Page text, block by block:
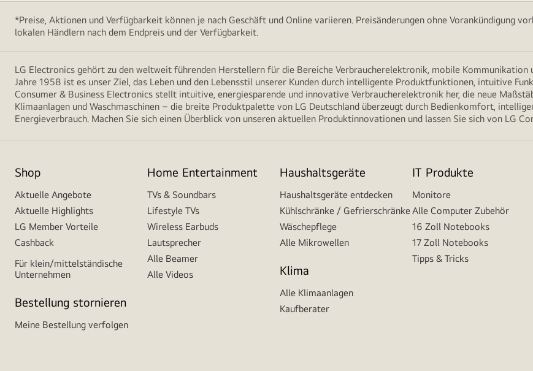
*Preise, Aktionen und Verfügbarkeit können je nach Geschäft und Online variieren. Preisänderungen ohne Vorankündigung
lokalen Händlern nach dem Endpreis und der Verfügbarkeit.
LG Electronics gehört zu den weltweit führenden Herstellern für die Bereiche Verbraucherelektronik, mobile Kommunikation
Jahre 1958 ist es unser Ziel, das Leben und den Lebensstil unserer Kunden durch intelligente Produktfunktionen, intuitive
Consumer & Business Electronics stellt intuitive, energiesparende und innovative Verbraucherelektronik her, die neue
Klimaanlagen und Waschmaschinen – die breite Produktpalette von LG Deutschland überzeugt durch Bedienkomfort,
Energieverbrauch. Machen Sie sich einen Überblick von unseren aktuellen Produktinnovationen und lassen Sie sich von LG
Shop
Aktuelle Angebote
Aktuelle Highlights
LG Member Vorteile
Cashback
Für klein/mittelständische
Unternehmen
Bestellung stornieren
Meine Bestellung verfolgen
Home Entertainment
TVs & Soundbars
Lifestyle TVs
Wireless Earbuds
Lautsprecher
Alle Beamer
Alle Videos
Haushaltsgeräte
Haushaltsgeräte entdecken
Kühlschränke / Gefrierschränke
Wäschepflege
Alle Mikrowellen
Klima
Alle Klimaanlagen
Kaufberater
IT Produkte
Monitore
Alle Computer Zubehör
16 Zoll Notebooks
17 Zoll Notebooks
Tipps & Tricks